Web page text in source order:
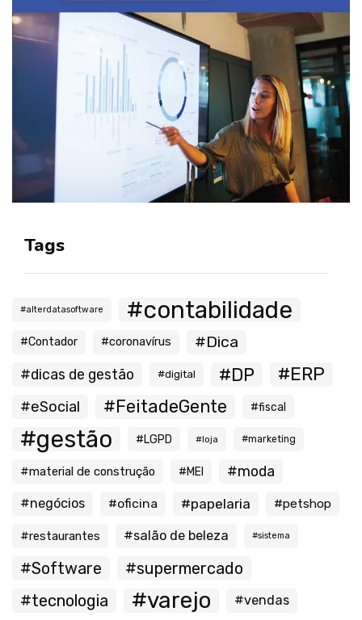
Tags
#alterdatasoftware #contabilidade
#Contador #coronavírus #Dica
#dicas de gestão #digital #DP #ERP
#eSocial #FeitadeGente #fiscal
#gestão #LGPD #loja #marketing
#material de construção #MEI #moda
#negócios #oficina #papelaria #petshop
#restaurantes #salão de beleza #sistema
#Software
#supermercado
#tecnologia
#varejo #vendas